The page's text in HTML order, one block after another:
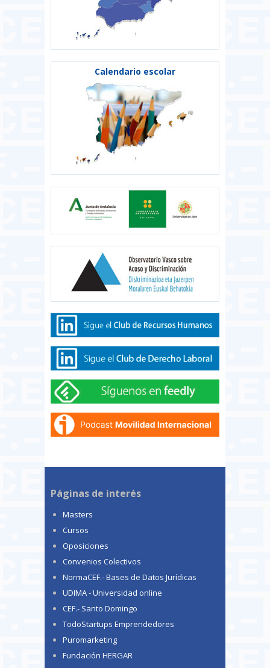
Calendario escolar
Páginas de interés
Masters
Cursos
Oposiciones
Convenios Colectivos
NormaCEF.- Bases de Datos Jurídicas
UDIMA - Universidad online
CEF.- Santo Domingo
TodoStartups Emprendedores
Puromarketing
Fundación HERGAR